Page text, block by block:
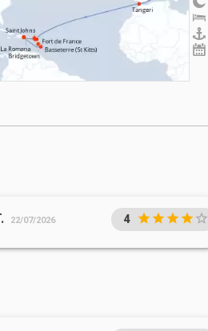
22/07/2026 4